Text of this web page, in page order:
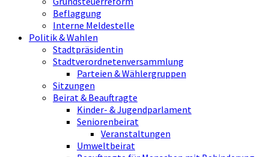
Beflaggung
Interne Meldestelle
Politik & Wahlen
Stadtpräsidentin
Stadtverordnetenversammlung
Parteien & Wählergruppen
Sitzungen
Beirat & Beauftragte
Kinder- & Jugendparlament
Seniorenbeirat
Veranstaltungen
Umweltbeirat